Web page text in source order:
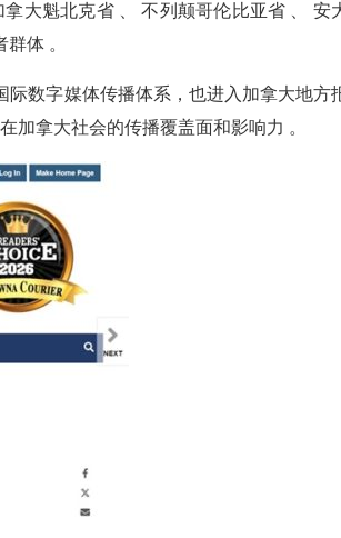
大魁北克省 、 不列颠哥伦比亚省 、 安
体 。
数字媒体传播体系，也进入加拿大地方
加拿大社会的传播覆盖面和影响力 。